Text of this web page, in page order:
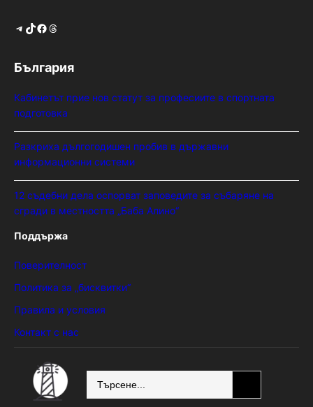
Telegram TikTok Facebook Threads
България
Кабинетът прие нов статут за професиите в спортната
подготовка
Разкриха дългогодишен пробив в държавни
информационни системи
12 съдебни дела оспорват заповедите за събаряне на
сгради в местността „Баба Алино“
Поддържа
Поверителност
Политика за „бисквитки“
Правила и условия
Контакт с нас